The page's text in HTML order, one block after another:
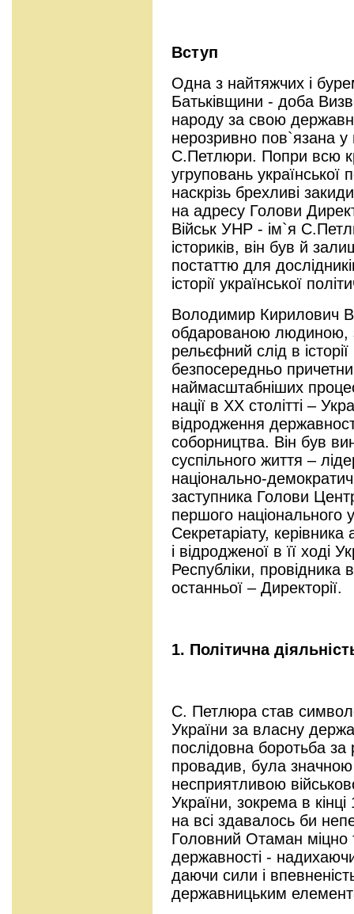
Вступ
Oдна з найтяжчих і
Батьківщини - доба
народу за свою
нерозривно пов`язана у
С.Петлюри. Попри всю
угруповань української
наскрізь брехливі
на адресу Голови
Військ УНР - ім`я
істориків, він був й
постаттю для
історії української
Володимир Кирилович
обдарованою людиною,
рельєфний слід в
безпосередньо
наймасштабніших
нації в ХХ столітті –
відродження
соборництва. Він був
суспільного життя –
національно-
заступника Голови
першого національного
Секретаріату,
і відродженої в її ході
Республіки, провідника
останньої – Директорії.
1. Політична
С. Петлюра став
України за власну
послідовна боротьба за
провадив, була
несприятливою
України, зокрема в
на всі здавалось би
Головний Отаман міцно
державності -
даючи сили і
державницьким